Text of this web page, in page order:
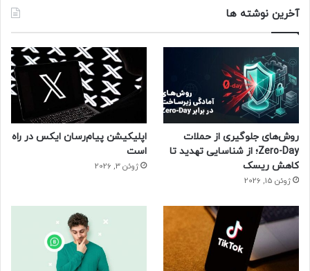
آخرین نوشته ها
روش‌های جلوگیری از حملات
Zero-Day؛ از شناسایی تهدید تا
کاهش ریسک
ژوئن 15, 2026
اپلیکیشن پیام‌رسان ایکس در راه
است
ژوئن 3, 2026